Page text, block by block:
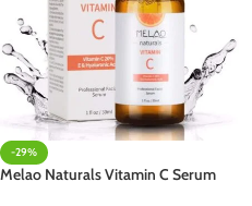
-29%
Melao Naturals Vitamin C Serum